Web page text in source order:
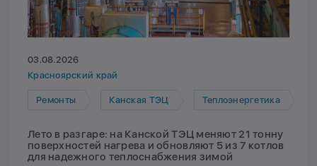
03.08.2026
Красноярский край
Ремонты Канская ТЭЦ Теплоэнергетика
Лето в разгаре: на Канской ТЭЦ меняют 21 тонну
поверхностей нагрева и обновляют 5 из 7 котлов
для надежного теплоснабжения зимой